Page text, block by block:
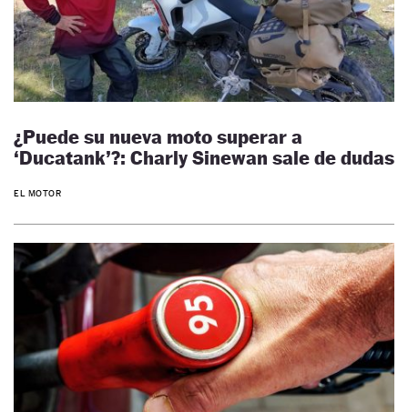
¿Puede su nueva moto superar a
‘Ducatank’?: Charly Sinewan sale de dudas
EL MOTOR